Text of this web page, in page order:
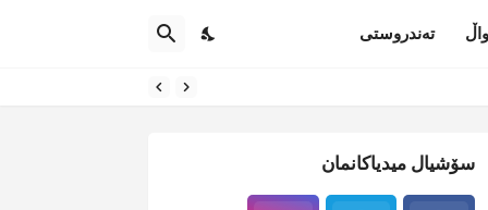
تەندروستی
سۆشیال میدیاکانمان